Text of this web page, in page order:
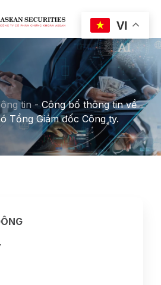
tin -Công bố thông tin về
Tổng Giám đốc Công ty.
VI